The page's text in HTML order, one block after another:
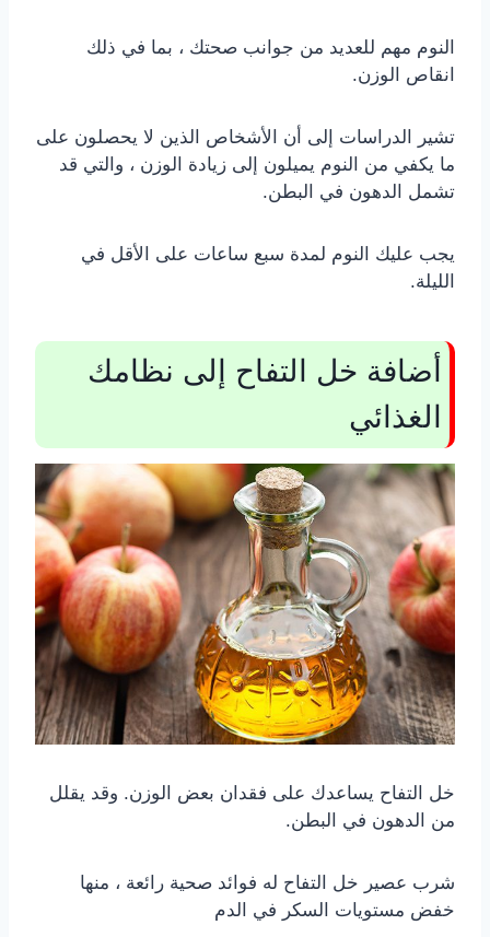
النوم مهم للعديد من جوانب صحتك ، بما في ذلك
انقاص الوزن.
تشير الدراسات إلى أن الأشخاص الذين لا يحصلون على
ما يكفي من النوم يميلون إلى زيادة الوزن ، والتي قد
تشمل الدهون في البطن.
يجب عليك النوم لمدة سبع ساعات على الأقل في
الليلة.
أضافة خل التفاح إلى نظامك
الغذائي
خل التفاح يساعدك على فقدان بعض الوزن. وقد يقلل
من الدهون في البطن.
شرب عصير خل التفاح له فوائد صحية رائعة ، منها
خفض مستويات السكر في الدم